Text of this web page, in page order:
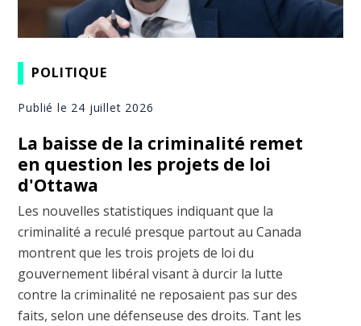
POLITIQUE
Publié le 24 juillet 2026
La baisse de la criminalité remet
en question les projets de loi
d'Ottawa
Les nouvelles statistiques indiquant que la
criminalité a reculé presque partout au Canada
montrent que les trois projets de loi du
gouvernement libéral visant à durcir la lutte
contre la criminalité ne reposaient pas sur des
faits, selon une défenseuse des droits. Tant les